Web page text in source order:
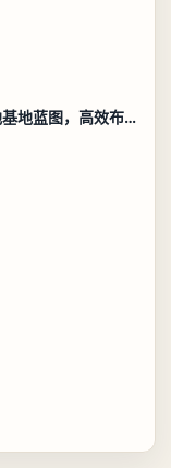
明日方舟终末地25级四号谷地基地蓝图，高效布局规划